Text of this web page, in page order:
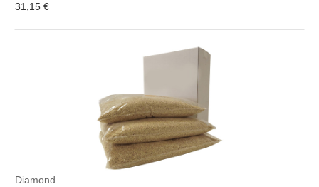
31,15 €
Diamond